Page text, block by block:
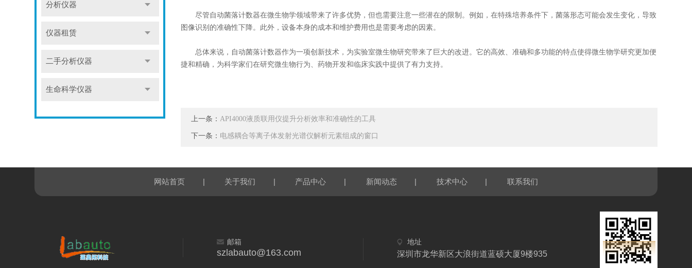
分析仪器
仪器租赁
二手分析仪器
生命科学仪器
尽管自动菌落计数器在微生物学领域带来了许多优势，但也需要注意一些潜在的限制。例如，在特殊培养条件下，菌落形态可能会发生变化，导致
图像识别的准确性下降。此外，设备本身的成本和维护费用也是需要考虑的因素。
总体来说，自动菌落计数器作为一项创新技术，为实验室微生物研究带来了巨大的改进。它的高效、准确和多功能的特点使得微生物学研究更加便
捷和精确，为科学家们在研究微生物行为、药物开发和临床实践中提供了有力支持。
上一条： API4000液质联用仪提升分析效率和准确性的工具
下一条： 电感耦合等离子体发射光谱仪解析元素组成的窗口
网站首页 | 关于我们 | 产品中心 | 新闻动态 | 技术中心 | 联系我们
邮箱
szlabauto@163.com
地址
深圳市龙华新区大浪街道蓝硕大厦9楼935